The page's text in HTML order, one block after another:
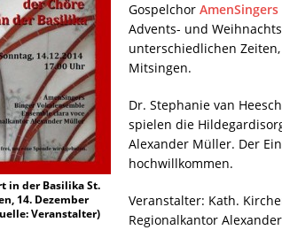
in der Basilika St.
14. Dezember
Veranstalter)
Gospelchor AmenSingers
Advents- und
unterschiedlichen
Mitsingen.
Dr. Stephanie van
spielen die
Alexander Müller. Der
hochwillkommen.
Veranstalter: Kath.
Regionalkantor